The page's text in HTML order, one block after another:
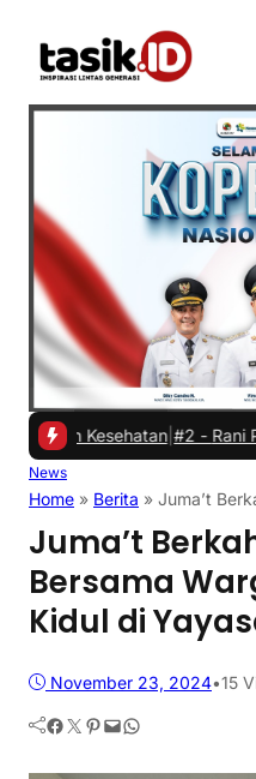
Kesehatan|#2 -Rani
News
Home » Berita » Juma’t
Juma’t
Bersama
Kidul di
November 23, 2024•15
Facebook Twitter Pinterest Mail WhatsApp